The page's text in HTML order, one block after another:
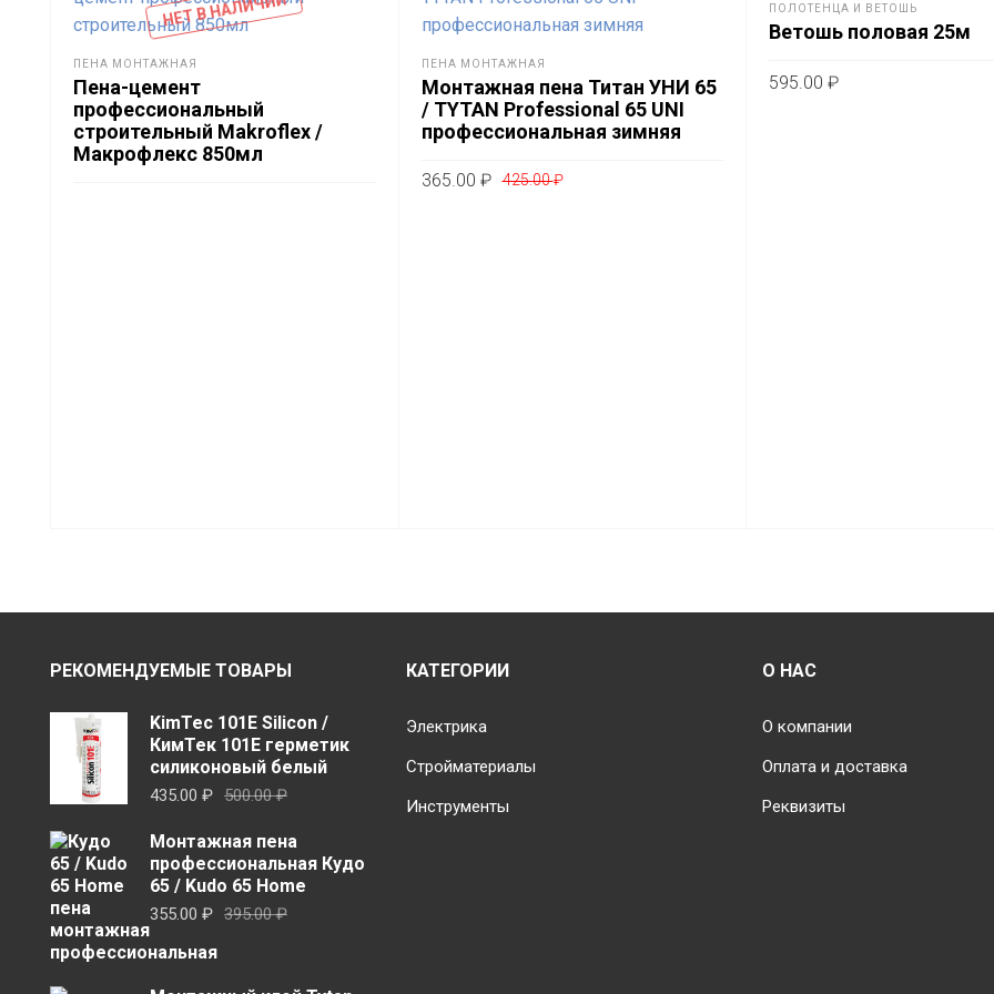
НЕТ В НАЛИЧИИ
ПЕНА МОНТАЖНАЯ
Пена-цемент
профессиональный
строительный Makroflex /
Макрофлекс 850мл
ПЕНА МОНТАЖНАЯ
Монтажная пена Титан УНИ 65
/ TYTAN Professional 65 UNI
профессиональная зимняя
425.00₽Первоначальная
365.00 ₽
Текущая
ПОЛОТЕНЦА И ВЕТОШЬ
Ветошь половая 25м
595.00 ₽
РЕКОМЕНДУЕМЫЕ ТОВАРЫ
KimTec 101E Silicon /
КимТек 101E герметик
силиконовый белый
500.00₽Первоначальная
составляла
500.00 ₽.
435.00 ₽
Текущая
435.00 ₽.
Монтажная пена
профессиональная Кудо
65 / Kudo 65 Home
395.00₽Первоначальная
395.00 ₽.
355.00 ₽
Текущая
КАТЕГОРИИ
Электрика
Стройматериалы
Инструменты
О НАС
О компании
Оплата и доставка
Реквизиты